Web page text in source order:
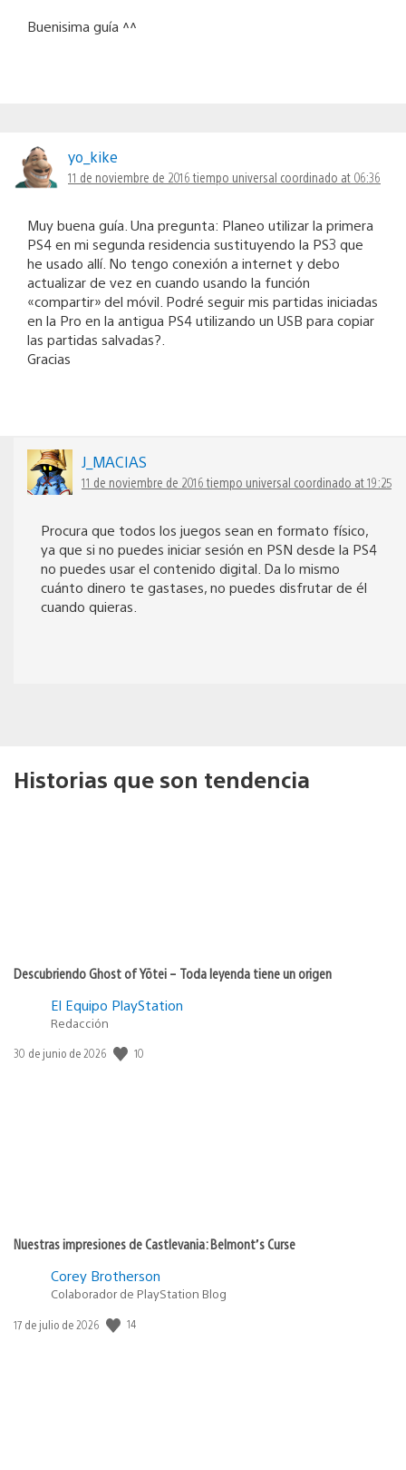
Buenisima guía ^^
yo_kike
11 de noviembre de 2016 tiempo universal coordinado at 06:36
Muy buena guía. Una pregunta: Planeo utilizar la primera
PS4 en mi segunda residencia sustituyendo la PS3 que
he usado allí. No tengo conexión a internet y debo
actualizar de vez en cuando usando la función
«compartir» del móvil. Podré seguir mis partidas iniciadas
en la Pro en la antigua PS4 utilizando un USB para copiar
las partidas salvadas?.
Gracias
J_MACIAS
11 de noviembre de 2016 tiempo universal coordinado at 19:25
Procura que todos los juegos sean en formato físico,
ya que si no puedes iniciar sesión en PSN desde la PS4
no puedes usar el contenido digital. Da lo mismo
cuánto dinero te gastases, no puedes disfrutar de él
cuando quieras.
Historias que son tendencia
Descubriendo Ghost of Yōtei – Toda leyenda tiene un origen
El Equipo PlayStation
Redacción
Fecha
30 de junio de 2026 10
Nuestras impresiones de Castlevania: Belmont’s Curse
Corey Brotherson
Colaborador de PlayStation Blog
Fecha
17 de julio de 2026 14